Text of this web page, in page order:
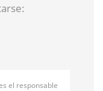
el responsable